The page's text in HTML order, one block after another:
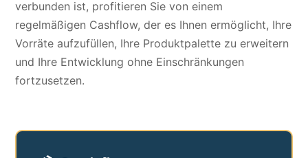
verbunden ist, profitieren Sie von einem
regelmäßigen Cashflow, der es Ihnen ermöglicht, Ihre
Vorräte aufzufüllen, Ihre Produktpalette zu erweitern
und Ihre Entwicklung ohne Einschränkungen
fortzusetzen.